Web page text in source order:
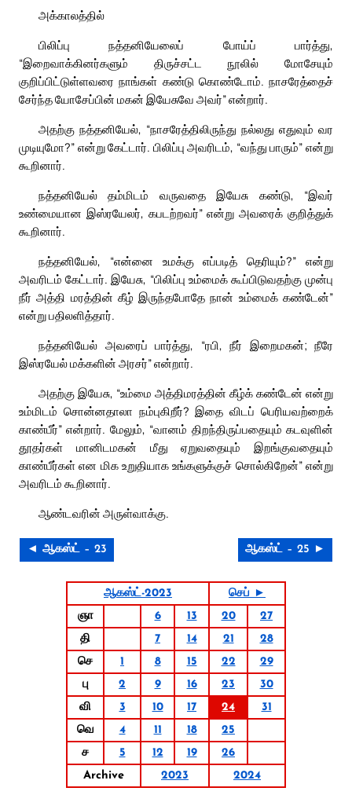
அக்காலத்தில்
பிலிப்பு நத்தனியேலைப் போய்ப் பார்த்து,
“இறைவாக்கினர்களும் திருச்சட்ட நூலில் மோசேயும்
குறிப்பிட்டுள்ளவரை நாங்கள் கண்டு கொண்டோம். நாசரேத்தைச்
சேர்ந்த யோசேப்பின் மகன் இயேசுவே அவர்” என்றார்.
அதற்கு நத்தனியேல், “நாசரேத்திலிருந்து நல்லது எதுவும் வர
முடியுமோ?” என்று கேட்டார். பிலிப்பு அவரிடம், “வந்து பாரும்” என்று
கூறினார்.
நத்தனியேல் தம்மிடம் வருவதை இயேசு கண்டு, “இவர்
உண்மையான இஸ்ரயேலர், கபடற்றவர்” என்று அவரைக் குறித்துக்
கூறினார்.
நத்தனியேல், “என்னை உமக்கு எப்படித் தெரியும்?” என்று
அவரிடம் கேட்டார். இயேசு, “பிலிப்பு உம்மைக் கூப்பிடுவதற்கு முன்பு
நீர் அத்தி மரத்தின் கீழ் இருந்தபோதே நான் உம்மைக் கண்டேன்”
என்று பதிலளித்தார்.
நத்தனியேல் அவரைப் பார்த்து, “ரபி, நீர் இறைமகன்; நீரே
இஸ்ரயேல் மக்களின் அரசர்” என்றார்.
அதற்கு இயேசு, “உம்மை அத்திமரத்தின் கீழ்க் கண்டேன் என்று
உம்மிடம் சொன்னதாலா நம்புகிறீர்? இதை விடப் பெரியவற்றைக்
காண்பீர்” என்றார். மேலும், “வானம் திறந்திருப்பதையும் கடவுளின்
தூதர்கள் மானிடமகன் மீது ஏறுவதையும் இறங்குவதையும்
காண்பீர்கள் என மிக உறுதியாக உங்களுக்குச் சொல்கிறேன்” என்று
அவரிடம் கூறினார்.
ஆண்டவரின் அருள்வாக்கு.
◄ ஆகஸ்ட் – 23 ஆகஸ்ட் – 25 ►
ஆகஸ்ட்-2023
செப் ►
ஞா
6 13 20
27
தி
7 14 21
28
செ
1 8 15 22
29
பு
2 9 16 23
30
வி
3 10 17 24
31
வெ
4 11 18
25
ச
5 12 19
26
Archive
2023 2024